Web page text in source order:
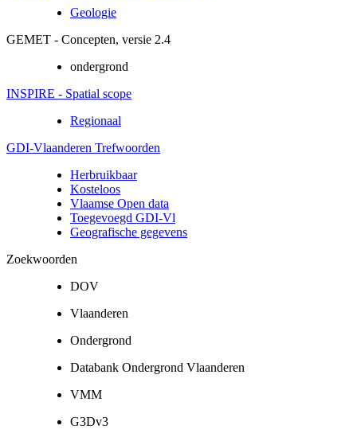
Geologie
GEMET - Concepten, versie 2.4
ondergrond
INSPIRE - Spatial scope
Regionaal
GDI-Vlaanderen Trefwoorden
Herbruikbaar
Kosteloos
Vlaamse Open data
Toegevoegd GDI-Vl
Geografische gegevens
Zoekwoorden
DOV
Vlaanderen
Ondergrond
Databank Ondergrond Vlaanderen
VMM
G3Dv3